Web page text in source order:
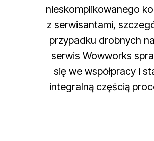
nieskomplikowanego
z serwisantami,
przypadku drobnych
serwis Wowworks
się we współpracy i
integralną częścią